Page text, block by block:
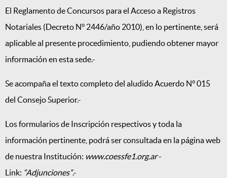
El Reglamento de Concursos para el Acceso a Registros
Notariales (Decreto N° 2446/año 2010), en lo pertinente, será
aplicable al presente procedimiento, pudiendo obtener mayor
información en esta sede.-
Se acompaña el texto completo del aludido Acuerdo N° 015
del Consejo Superior.-
Los formularios de Inscripción respectivos y toda la
información pertinente, podrá ser consultada en la página web
de nuestra Institución: www.coessfe1.org.ar-
Link: “Adjunciones”.-